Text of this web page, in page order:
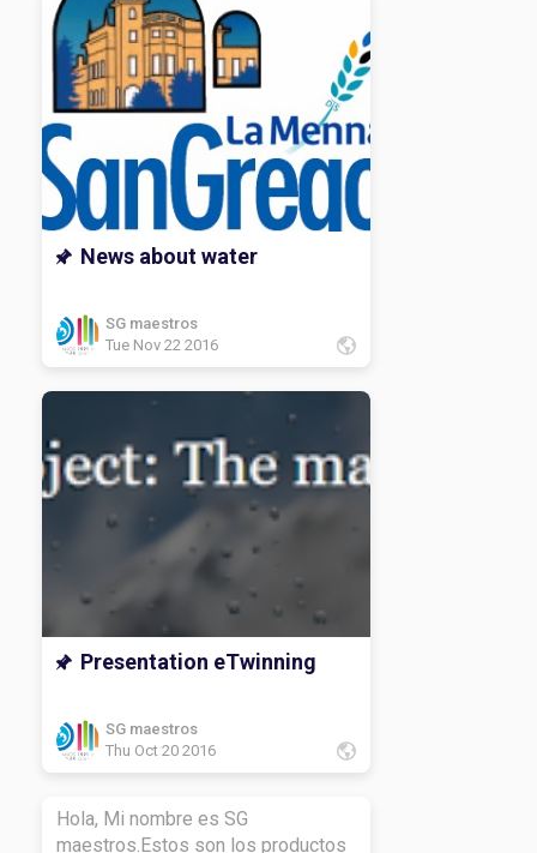
News about water
SG maestros
Tue Nov 22 2016
Presentation eTwinning
SG maestros
Thu Oct 20 2016
Hola, Mi nombre es SG
maestros.Estos son los productos